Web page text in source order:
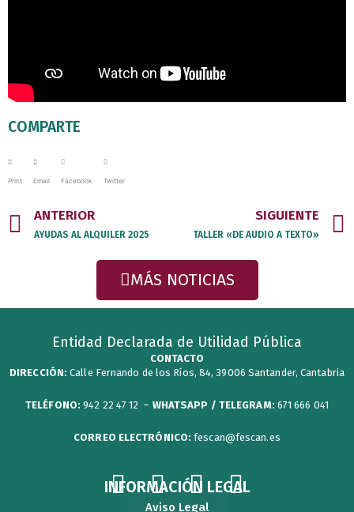
COMPARTE
Print Email Facebook Twitter
Prev
ANTERIOR
AYUDAS AL ALQUILER 2025
SIGUIENTE
TALLER «DE AUDIO A TEXTO»
MÁS NOTICIAS
Entidad Declarada de Utilidad Pública
CONTACTO
DIRECCIÓN: Calle Fernando de los Ríos, 84, 39006 Santander, Cantabria
TELÉFONO: 942 22 47 12 – WHATSAPP / TELEGRAM: 671 666 041
CORREO ELECTRÓNICO: fescan@fescan.es
F
T
Y
I
INFORMACIÓN LEGAL
Aviso Legal